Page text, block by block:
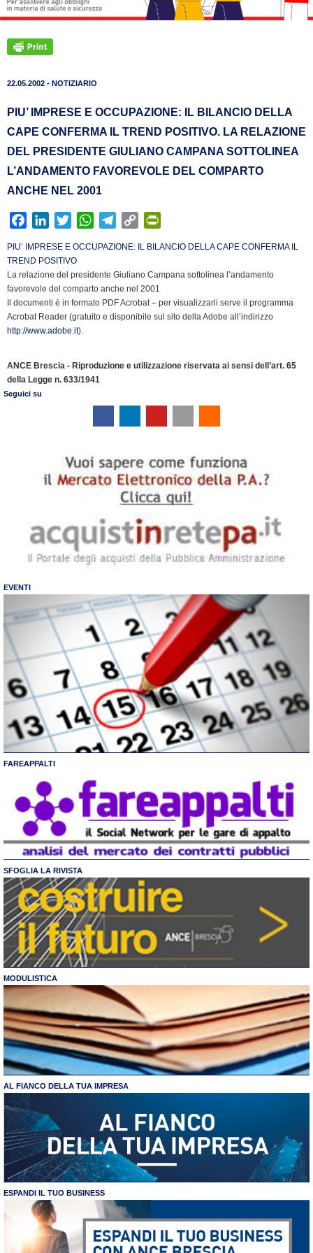
22.05.2002 - NOTIZIARIO
PIU’ IMPRESE E OCCUPAZIONE: IL BILANCIO DELLA
CAPE CONFERMA IL TREND POSITIVO. LA RELAZIONE
DEL PRESIDENTE GIULIANO CAMPANA SOTTOLINEA
L’ANDAMENTO FAVOREVOLE DEL COMPARTO
ANCHE NEL 2001
c
e
b
o
o
k
n
k
e
d
I
n
t
t
e
r
W
a
t
s
A
p
l
e
g
r
a
C
p
y
L
i
n
n
F
r
n
l
PIU’ IMPRESE E OCCUPAZIONE: IL BILANCIO DELLA CAPE CONFERMA IL
TREND POSITIVO
La relazione del presidente Giuliano Campana sottolinea l’andamento
favorevole del comparto anche nel 2001
Il documenti è in formato PDF Acrobat – per visualizzarli serve il programma
Acrobat Reader (gratuito e disponibile sul sito della Adobe all’indirizzo
http://www.adobe.it).
ANCE Brescia - Riproduzione e utilizzazione riservata ai sensi dell’art. 65
della Legge n. 633/1941
Seguici su
EVENTI
FAREAPPALTI
SFOGLIA LA RIVISTA
MODULISTICA
AL FIANCO DELLA TUA IMPRESA
ESPANDI IL TUO BUSINESS